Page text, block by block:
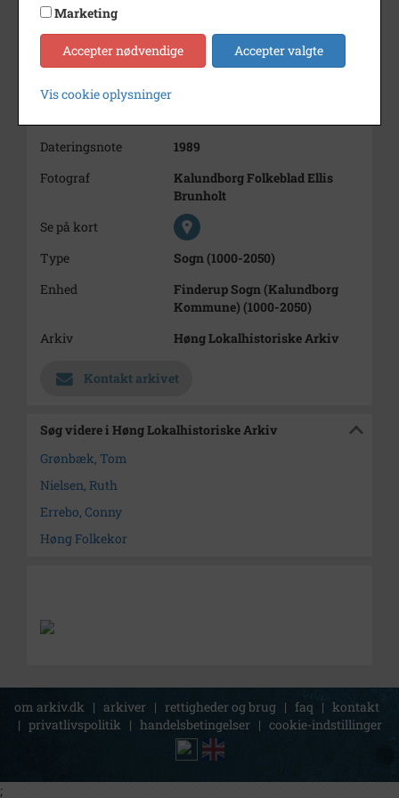
1.
2. Conny Errebo
3. Ruth Nielsen
Dateringsnote
1989
Fotograf
Kalundborg Folkeblad Ellis
Brunholt
Se på kort
Type
Sogn (1000-2050)
Enhed
Finderup Sogn (Kalundborg
Kommune) (1000-2050)
Arkiv
Høng Lokalhistoriske Arkiv
Kontakt arkivet
Søg videre i Høng Lokalhistoriske Arkiv
Grønbæk, Tom
Nielsen, Ruth
Errebo, Conny
Høng Folkekor
om arkiv.dk | arkiver | rettigheder og brug | faq | kontakt
| privatlivspolitik | handelsbetingelser | cookie-indstillinger
Marketing
Accepter nødvendige Accepter valgte
Vis cookie oplysninger
;